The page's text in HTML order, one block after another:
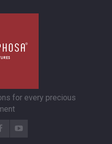
for every precious